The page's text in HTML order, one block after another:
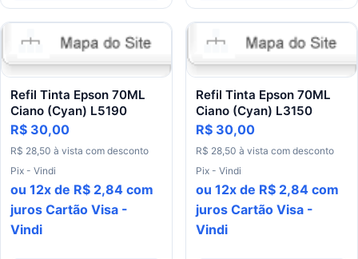
Refil Tinta Epson 70ML
Ciano (Cyan) L5190
R$ 30,00
R$ 28,50 à vista com desconto
Pix - Vindi
ou 12x de R$ 2,84 com
juros Cartão Visa -
Vindi
Refil Tinta Epson 70ML
Ciano (Cyan) L3150
R$ 30,00
R$ 28,50 à vista com desconto
Pix - Vindi
ou 12x de R$ 2,84 com
juros Cartão Visa -
Vindi